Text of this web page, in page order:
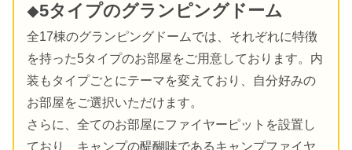
◆5タイプのグランピングドーム
全17棟のグランピングドームでは、それぞれに特徴
を持った5タイプのお部屋をご用意しております。内
装もタイプごとにテーマを変えており、自分好みの
お部屋をご選択いただけます。
さらに、全てのお部屋にファイヤーピットを設置し
ており、キャンプの醍醐味であるキャンプファイヤ